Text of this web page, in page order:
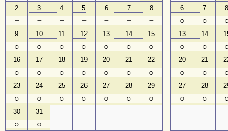
ジ
ン
い
ち
ょ
う
並
木
子
ど
も
向
2
－
3
－
4
－
5
－
6
－
7
－
8
－
9
○
10
○
11
○
12
○
13
○
14
○
15
○
16
○
17
○
18
○
19
○
20
○
21
○
22
○
23
○
24
○
25
○
26
○
27
○
28
○
29
○
30
○
31
○
6
○
7
○
13
○
14
○
20
○
21
○
27
○
28
○